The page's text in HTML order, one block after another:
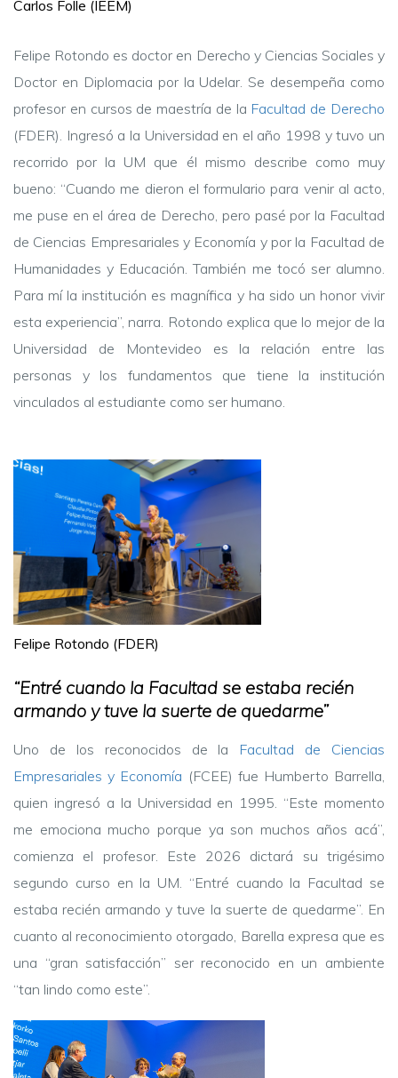
Carlos Folle (IEEM)
Felipe Rotondo es doctor en Derecho y Ciencias Sociales y
Doctor en Diplomacia por la Udelar. Se desempeña como
profesor en cursos de maestría de la Facultad de Derecho
(FDER). Ingresó a la Universidad en el año 1998 y tuvo un
recorrido por la UM que él mismo describe como muy
bueno: “Cuando me dieron el formulario para venir al acto,
me puse en el área de Derecho, pero pasé por la Facultad
de Ciencias Empresariales y Economía y por la Facultad de
Humanidades y Educación. También me tocó ser alumno.
Para mí la institución es magnífica y ha sido un honor vivir
esta experiencia”, narra. Rotondo explica que lo mejor de la
Universidad de Montevideo es la relación entre las
personas y los fundamentos que tiene la institución
vinculados al estudiante como ser humano.
Felipe Rotondo (FDER)
“Entré cuando la Facultad se estaba recién
armando y tuve la suerte de quedarme”
Uno de los reconocidos de la Facultad de Ciencias
Empresariales y Economía (FCEE) fue Humberto Barrella,
quien ingresó a la Universidad en 1995. “Este momento
me emociona mucho porque ya son muchos años acá”,
comienza el profesor. Este 2026 dictará su trigésimo
segundo curso en la UM. “Entré cuando la Facultad se
estaba recién armando y tuve la suerte de quedarme”. En
cuanto al reconocimiento otorgado, Barella expresa que es
una “gran satisfacción” ser reconocido en un ambiente
“tan lindo como este”.